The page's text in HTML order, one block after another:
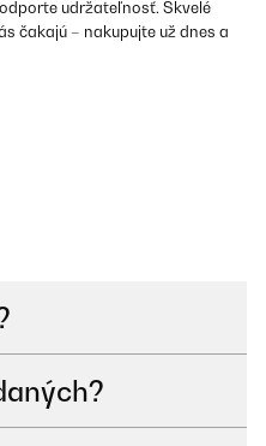
udržateľnosť. Skvelé
čakajú – nakupujte už dnes a